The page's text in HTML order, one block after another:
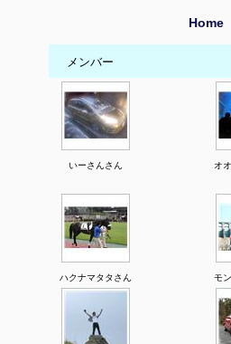
Home
メンバー
いーさんさん
オ
ハクナマタタさん モ